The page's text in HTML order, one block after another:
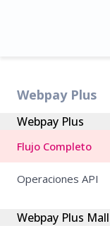
Webpay Plus
Webpay Plus
Flujo Completo
Operaciones API
Webpay Plus Mall